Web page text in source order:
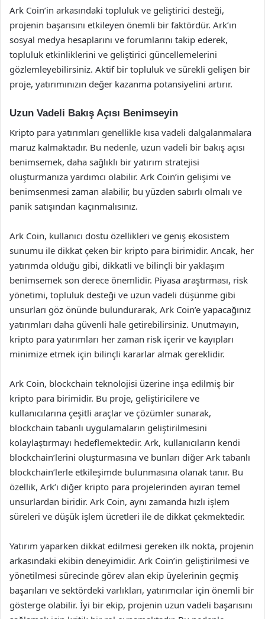
Ark Coin’in arkasındaki topluluk ve geliştirici desteği,
projenin başarısını etkileyen önemli bir faktördür. Ark’ın
sosyal medya hesaplarını ve forumlarını takip ederek,
topluluk etkinliklerini ve geliştirici güncellemelerini
gözlemleyebilirsiniz. Aktif bir topluluk ve sürekli gelişen bir
proje, yatırımınızın değer kazanma potansiyelini artırır.
Uzun Vadeli Bakış Açısı Benimseyin
Kripto para yatırımları genellikle kısa vadeli dalgalanmalara
maruz kalmaktadır. Bu nedenle, uzun vadeli bir bakış açısı
benimsemek, daha sağlıklı bir yatırım stratejisi
oluşturmanıza yardımcı olabilir. Ark Coin’in gelişimi ve
benimsenmesi zaman alabilir, bu yüzden sabırlı olmalı ve
panik satışından kaçınmalısınız.
Ark Coin, kullanıcı dostu özellikleri ve geniş ekosistem
sunumu ile dikkat çeken bir kripto para birimidir. Ancak, her
yatırımda olduğu gibi, dikkatli ve bilinçli bir yaklaşım
benimsemek son derece önemlidir. Piyasa araştırması, risk
yönetimi, topluluk desteği ve uzun vadeli düşünme gibi
unsurları göz önünde bulundurarak, Ark Coin’e yapacağınız
yatırımları daha güvenli hale getirebilirsiniz. Unutmayın,
kripto para yatırımları her zaman risk içerir ve kayıpları
minimize etmek için bilinçli kararlar almak gereklidir.
Ark Coin, blockchain teknolojisi üzerine inşa edilmiş bir
kripto para birimidir. Bu proje, geliştiricilere ve
kullanıcılarına çeşitli araçlar ve çözümler sunarak,
blockchain tabanlı uygulamaların geliştirilmesini
kolaylaştırmayı hedeflemektedir. Ark, kullanıcıların kendi
blockchain’lerini oluşturmasına ve bunları diğer Ark tabanlı
blockchain’lerle etkileşimde bulunmasına olanak tanır. Bu
özellik, Ark’ı diğer kripto para projelerinden ayıran temel
unsurlardan biridir. Ark Coin, aynı zamanda hızlı işlem
süreleri ve düşük işlem ücretleri ile de dikkat çekmektedir.
Yatırım yaparken dikkat edilmesi gereken ilk nokta, projenin
arkasındaki ekibin deneyimidir. Ark Coin’in geliştirilmesi ve
yönetilmesi sürecinde görev alan ekip üyelerinin geçmiş
başarıları ve sektördeki varlıkları, yatırımcılar için önemli bir
gösterge olabilir. İyi bir ekip, projenin uzun vadeli başarısını